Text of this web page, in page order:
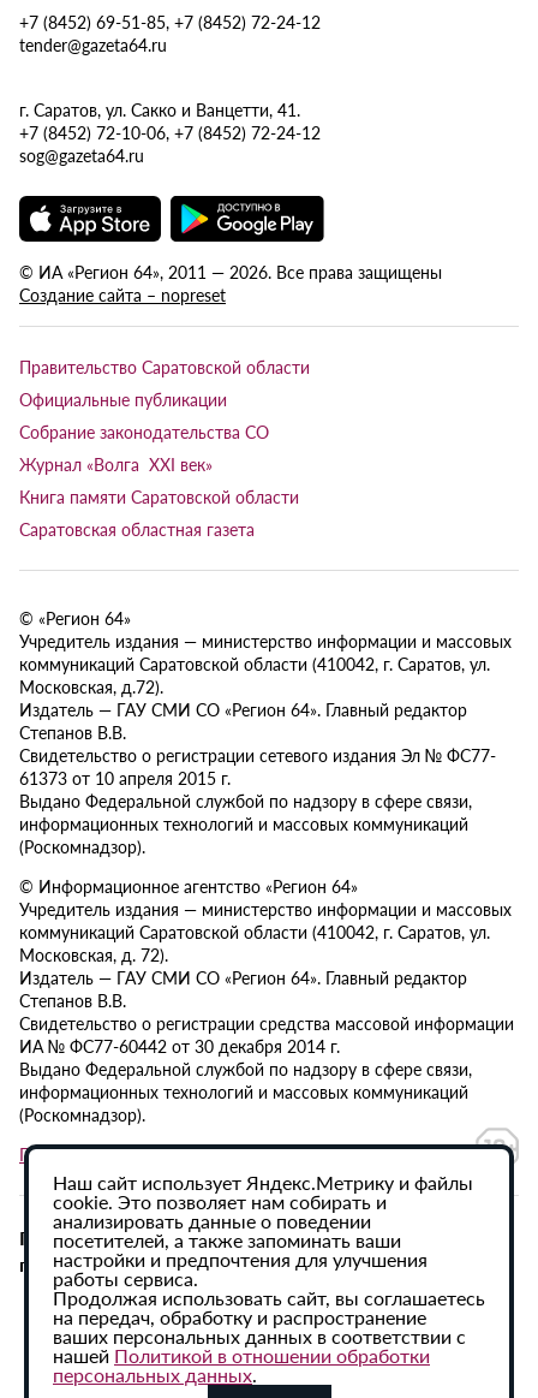
+7 (8452) 69-51-85, +7 (8452) 72-24-12
tender@gazeta64.ru
г. Саратов, ул. Сакко и Ванцетти, 41.
+7 (8452) 72-10-06, +7 (8452) 72-24-12
sog@gazeta64.ru
© ИА «Регион 64», 2011 — 2026. Все права защищены
Создание сайта – nopreset
Правительство Саратовской области
Официальные публикации
Собрание законодательства СО
Журнал «Волга XXI век»
Книга памяти Саратовской области
Саратовская областная газета
© «Регион 64»
Учредитель издания — министерство информации и массовых
коммуникаций Саратовской области (410042, г. Саратов, ул.
Московская, д.72).
Издатель — ГАУ СМИ СО «Регион 64». Главный редактор
Степанов В.В.
Свидетельство о регистрации сетевого издания Эл № ФС77-
61373 от 10 апреля 2015 г.
Выдано Федеральной службой по надзору в сфере связи,
информационных технологий и массовых коммуникаций
(Роскомнадзор).
© Информационное агентство «Регион 64»
Учредитель издания — министерство информации и массовых
коммуникаций Саратовской области (410042, г. Саратов, ул.
Московская, д. 72).
Издатель — ГАУ СМИ СО «Регион 64». Главный редактор
Степанов В.В.
Свидетельство о регистрации средства массовой информации
ИА № ФС77-60442 от 30 декабря 2014 г.
Выдано Федеральной службой по надзору в сфере связи,
информационных технологий и массовых коммуникаций
(Роскомнадзор).
Политика в отношении обработки персональных данных
При использовании материалов сайта активная
гиперссылка на ИА «Регион 64» обязательна.
Наш сайт использует Яндекс.Метрику и файлы
cookie. Это позволяет нам собирать и
анализировать данные о поведении
посетителей, а также запоминать ваши
настройки и предпочтения для улучшения
работы сервиса.
Продолжая использовать сайт, вы соглашаетесь
на передач, обработку и распространение
ваших персональных данных в соответствии с
нашей Политикой в отношении обработки
персональных данных.